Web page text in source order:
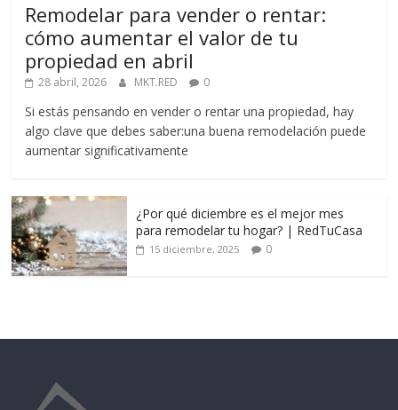
Remodelar para vender o rentar:
cómo aumentar el valor de tu
propiedad en abril
28 abril, 2026 MKT.RED 0
Si estás pensando en vender o rentar una propiedad, hay
algo clave que debes saber:una buena remodelación puede
aumentar significativamente
¿Por qué diciembre es el mejor mes
para remodelar tu hogar? | RedTuCasa
15 diciembre, 2025 0